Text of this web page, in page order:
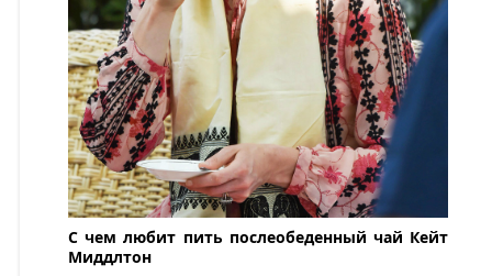
С чем любит пить послеобеденный чай Кейт
Миддлтон